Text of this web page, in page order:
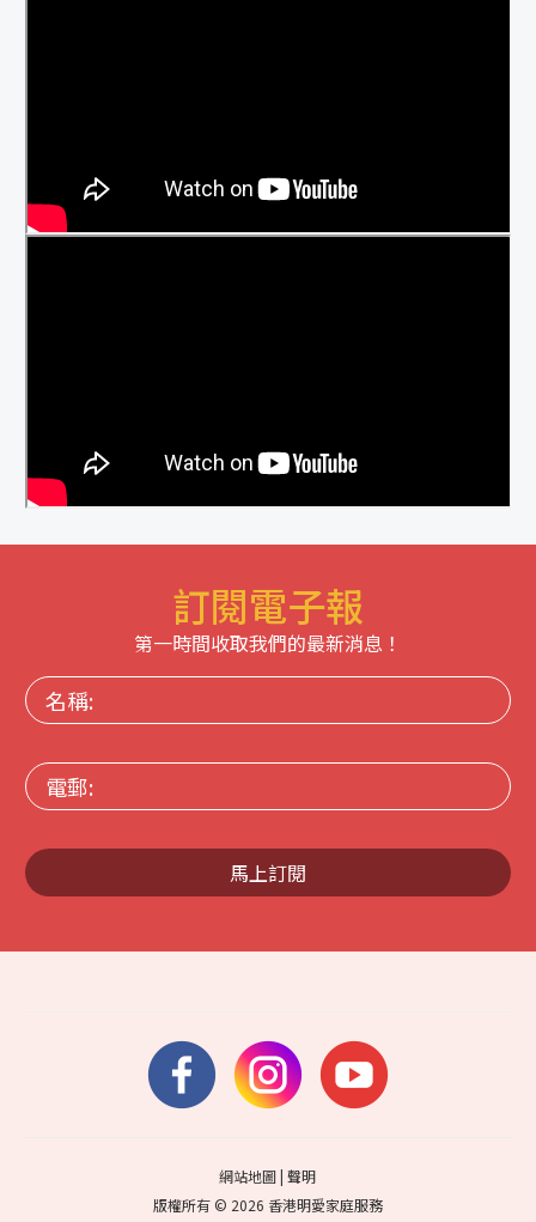
訂閱電子報
第一時間收取我們的最新消息！
名
稱:
電
郵:
馬上訂閱
網站地圖|聲明
版權所有 © 2026 香港明愛家庭服務